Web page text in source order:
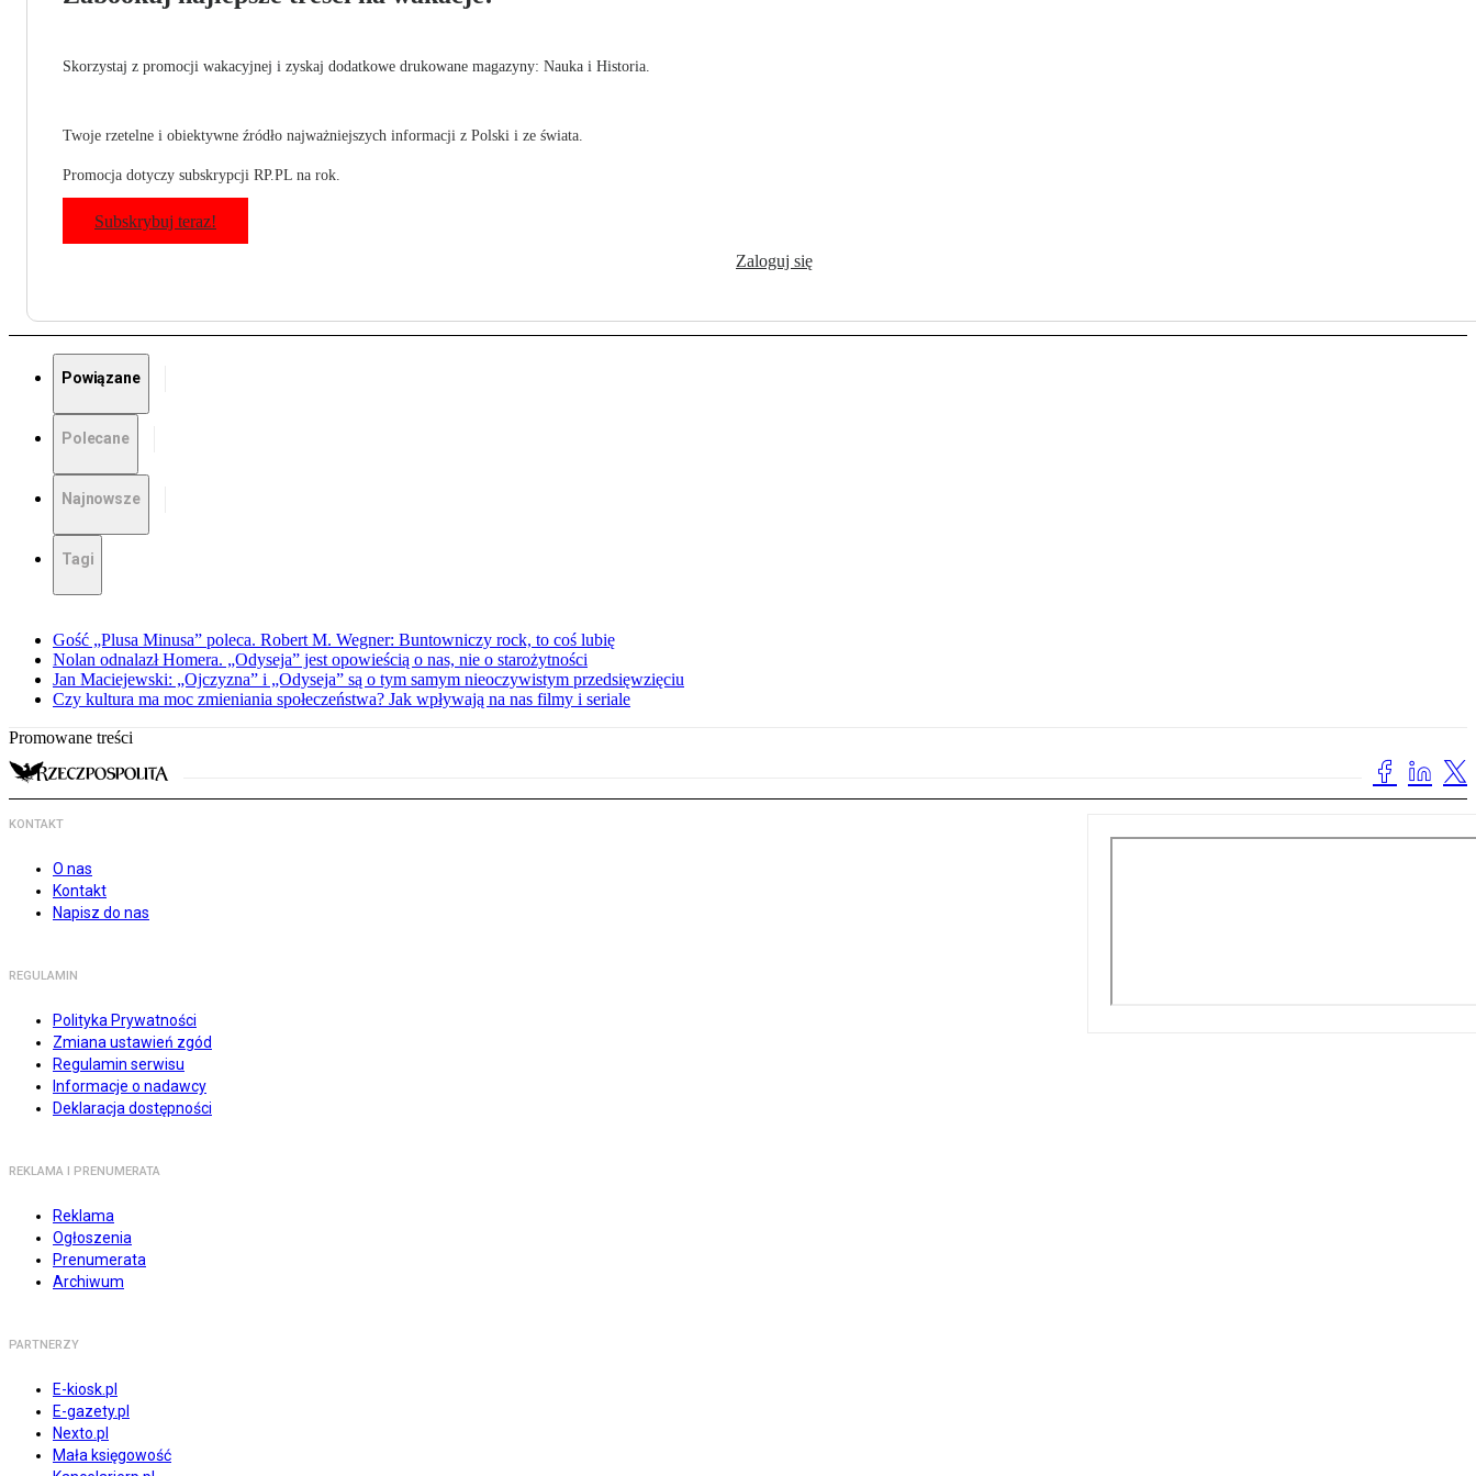
Skorzystaj z promocji wakacyjnej i zyskaj dodatkowe drukowane magazyny: Nauka i Historia.
Twoje rzetelne i obiektywne źródło najważniejszych informacji z Polski i ze świata.
Promocja dotyczy subskrypcji RP.PL na rok.
Subskrybuj teraz!
Zaloguj się
Powiązane
Polecane
Najnowsze
Tagi
Gość „Plusa Minusa” poleca. Robert M. Wegner: Buntowniczy rock, to coś lubię
Nolan odnalazł Homera. „Odyseja” jest opowieścią o nas, nie o starożytności
Jan Maciejewski: „Ojczyzna” i „Odyseja” są o tym samym nieoczywistym przedsięwzięciu
Czy kultura ma moc zmieniania społeczeństwa? Jak wpływają na nas filmy i seriale
Promowane treści
KONTAKT
O nas
Kontakt
Napisz do nas
REGULAMIN
Polityka Prywatności
Zmiana ustawień zgód
Regulamin serwisu
Informacje o nadawcy
Deklaracja dostępności
REKLAMA I PRENUMERATA
Reklama
Ogłoszenia
Prenumerata
Archiwum
PARTNERZY
E-kiosk.pl
E-gazety.pl
Nexto.pl
Mała księgowość